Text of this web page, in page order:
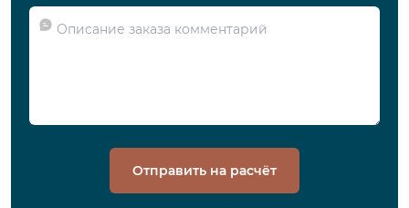
Отправить на расчёт